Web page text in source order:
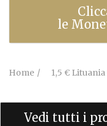
le
Home 1,5 €
Vedi tutti i